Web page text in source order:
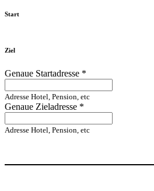
Start
Ziel
Genaue Startadresse *
Adresse Hotel, Pension, etc
Genaue Zieladresse *
Adresse Hotel, Pension, etc